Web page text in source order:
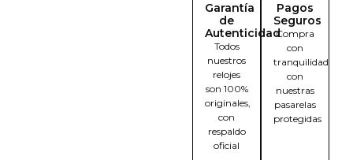
Garantía
de
Autenticidad
Todos
nuestros
relojes
son 100%
originales,
con
respaldo
oficial
Pagos
Seguros
Compra
con
tranquilidad
con
nuestras
pasarelas
protegidas